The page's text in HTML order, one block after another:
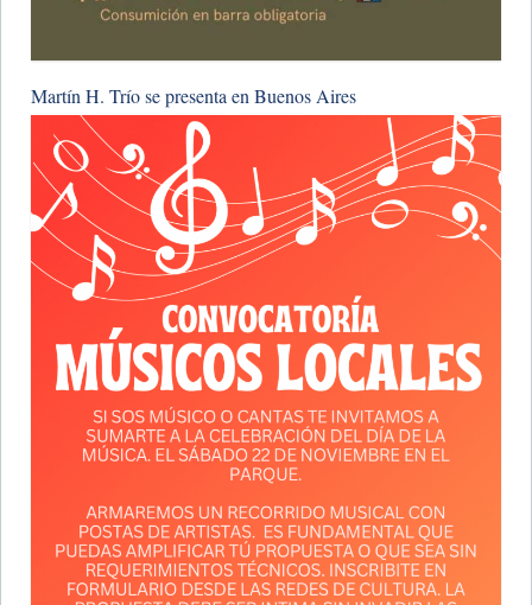
Martín H. Trío se presenta en Buenos Aires